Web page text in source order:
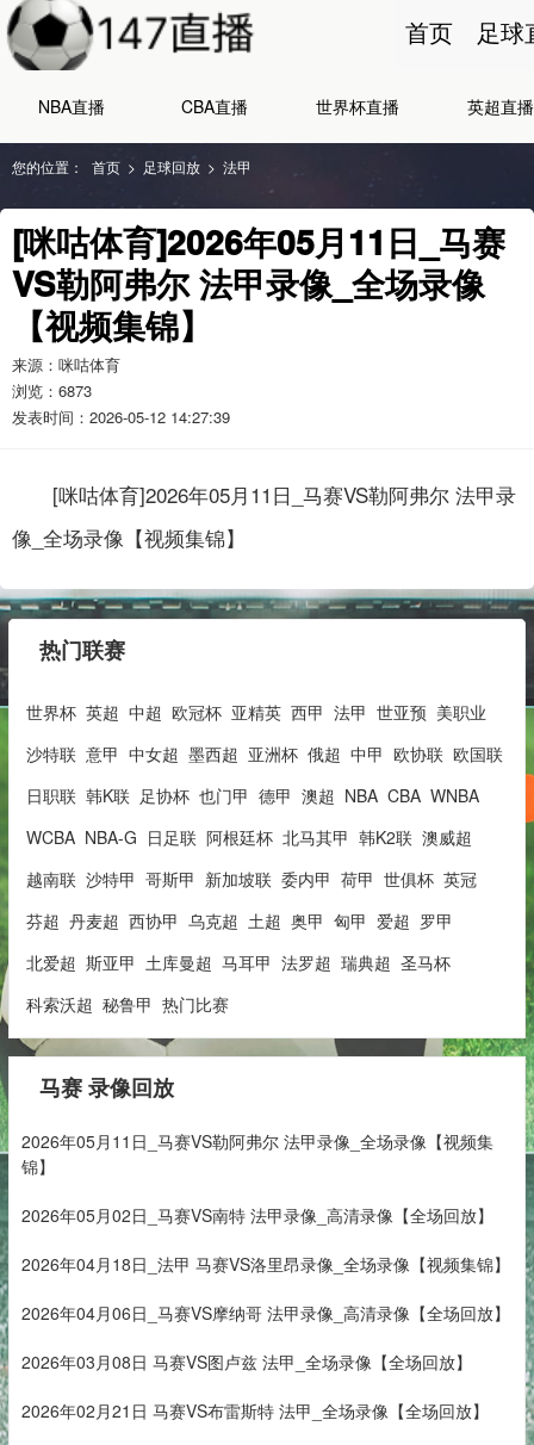
首页 足球
NBA直播 CBA直播 世界杯直播 英超直播
您的位置： 首页 > 足球回放 > 法甲
[咪咕体育]2026年05月11日_马赛
VS勒阿弗尔 法甲录像_全场录像
【视频集锦】
来源：咪咕体育
浏览： 6873
发表时间：2026-05-12 14:27:39
[咪咕体育]2026年05月11日_马赛VS勒阿弗尔 法甲录
像_全场录像【视频集锦】
热门联赛
世界杯 英超 中超 欧冠杯 亚精英 西甲 法甲 世亚预 美职业
沙特联 意甲 中女超 墨西超 亚洲杯 俄超 中甲 欧协联 欧国联
日职联 韩K联 足协杯 也门甲 德甲 澳超 NBA CBA WNBA
WCBA NBA-G 日足联 阿根廷杯 北马其甲 韩K2联 澳威超
越南联 沙特甲 哥斯甲 新加坡联 委内甲 荷甲 世俱杯 英冠
芬超 丹麦超 西协甲 乌克超 土超 奥甲 匈甲 爱超 罗甲
北爱超 斯亚甲 土库曼超 马耳甲 法罗超 瑞典超 圣马杯
科索沃超 秘鲁甲 热门比赛
马赛 录像回放
2026年05月11日_马赛VS勒阿弗尔 法甲录像_全场录像【视频集
锦】
2026年05月02日_马赛VS南特 法甲录像_高清录像【全场回放】
2026年04月18日_法甲 马赛VS洛里昂录像_全场录像【视频集锦】
2026年04月06日_马赛VS摩纳哥 法甲录像_高清录像【全场回放】
2026年03月08日 马赛VS图卢兹 法甲_全场录像【全场回放】
2026年02月21日 马赛VS布雷斯特 法甲_全场录像【全场回放】